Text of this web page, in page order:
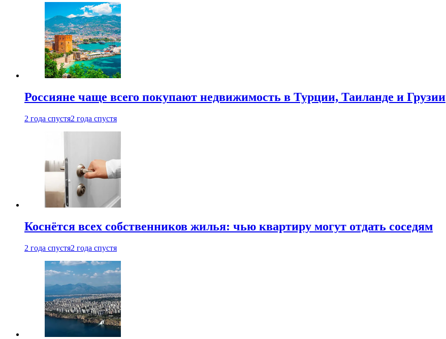
Россияне чаще всего покупают недвижимость в Турции, Таиланде и Грузии
2 года спустя2 года спустя
Коснётся всех собственников жилья: чью квартиру могут отдать соседям
2 года спустя2 года спустя